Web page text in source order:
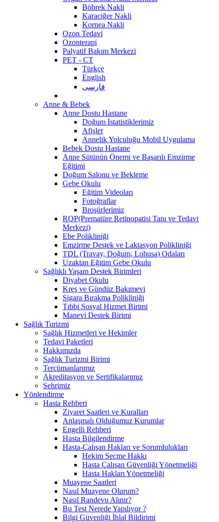
Böbrek Nakli
Karaciğer Nakli
Kornea Nakli
Ozon Tedavi
Ozonterapi
Palyatif Bakım Merkezi
PET - CT
Türkçe
English
فارسی
Anne & Bebek
Anne Dostu Hastane
Doğum İstatistiklerimiz
Afişler
Annelik Yolculuğu Mobil Uygulama
Bebek Dostu Hastane
Anne Sütünün Önemi ve Başarılı Emzirme
Eğitimi
Doğum Salonu ve Bekleme
Gebe Okulu
Eğitim Videoları
Fotoğraflar
Broşürlerimiz
ROP(Prematüre Retinopatisi Tanı ve Tedavi
Merkezi)
Ebe Polikliniği
Emzirme Destek ve Laktasyon Polikliniği
TDL (Travay, Doğum, Lohusa) Odaları
Uzaktan Eğitim Gebe Okulu
Sağlıklı Yaşam Destek Birimleri
Diyabet Okulu
Kreş ve Gündüz Bakımevi
Sigara Bırakma Polikliniği
Tıbbi Sosyal Hizmet Birimi
Manevi Destek Birimi
Sağlık Turizmi
Sağlık Hizmetleri ve Hekimler
Tedavi Paketleri
Hakkımızda
Sağlık Turizmi Birimi
Tercümanlarımız
Akreditasyon ve Sertifikalarımız
Şehrimiz
Yönlendirme
Hasta Rehberi
Ziyaret Saatleri ve Kuralları
Anlaşmalı Olduğumuz Kurumlar
Engelli Rehberi
Hasta Bilgilendirme
Hasta-Çalışan Hakları ve Sorumlulukları
Hekim Seçme Hakkı
Hasta Çalışan Güvenliği Yönetmeliği
Hasta Hakları Yönetmeliği
Muayene Saatleri
Nasıl Muayene Olurum?
Nasıl Randevu Alınır?
Bu Test Nerede Yapılıyor ?
Bilgi Güvenliği İhlal Bildirimi